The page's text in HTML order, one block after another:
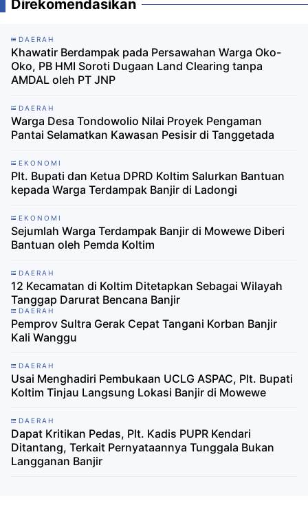
Direkomendasikan
DAERAH
Khawatir Berdampak pada Persawahan Warga Oko-
Oko, PB HMI Soroti Dugaan Land Clearing tanpa
AMDAL oleh PT JNP
DAERAH
Warga Desa Tondowolio Nilai Proyek Pengaman
Pantai Selamatkan Kawasan Pesisir di Tanggetada
EKONOMI
Plt. Bupati dan Ketua DPRD Koltim Salurkan Bantuan
kepada Warga Terdampak Banjir di Ladongi
EKONOMI
Sejumlah Warga Terdampak Banjir di Mowewe Diberi
Bantuan oleh Pemda Koltim
DAERAH
12 Kecamatan di Koltim Ditetapkan Sebagai Wilayah
Tanggap Darurat Bencana Banjir
DAERAH
Pemprov Sultra Gerak Cepat Tangani Korban Banjir
Kali Wanggu
DAERAH
Usai Menghadiri Pembukaan UCLG ASPAC, Plt. Bupati
Koltim Tinjau Langsung Lokasi Banjir di Mowewe
DAERAH
Dapat Kritikan Pedas, Plt. Kadis PUPR Kendari
Ditantang, Terkait Pernyataannya Tunggala Bukan
Langganan Banjir